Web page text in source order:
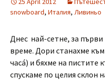
snowboard, Италия, Ливиньо
Днес най-сетне, за първи
време. Дори станахме
часá) и бяхме на пистите
спускаме по целия склон